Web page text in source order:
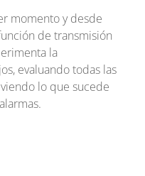
momento y desde
de transmisión
la
evaluando todas las
lo que sucede